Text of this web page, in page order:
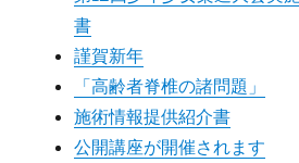
書
謹賀新年
「高齢者脊椎の諸問題」
施術情報提供紹介書
公開講座が開催されます